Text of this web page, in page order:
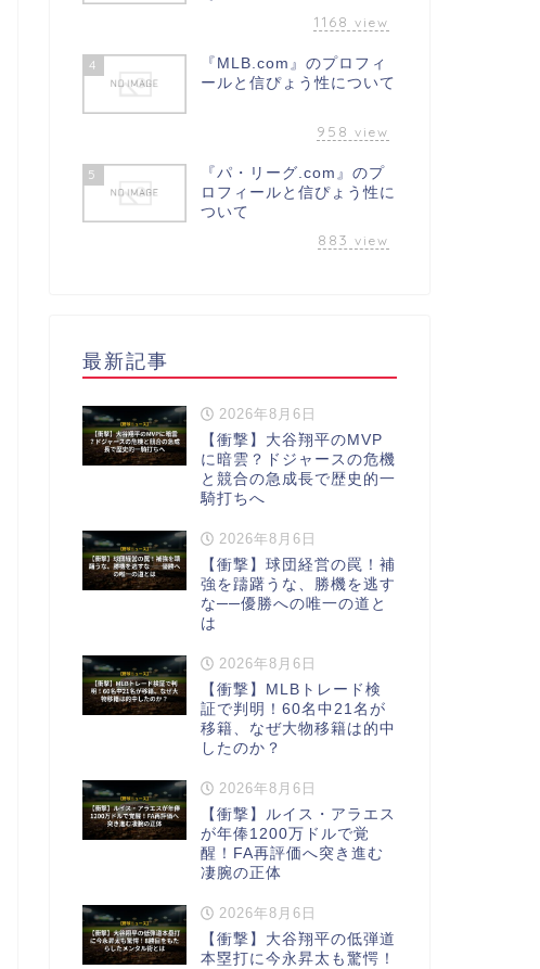
1168 view
4
『MLB.com』のプロフィ
ールと信ぴょう性について
958 view
5
『パ・リーグ.com』のプ
ロフィールと信ぴょう性に
ついて
883 view
最新記事
2026年8月6日
【衝撃】大谷翔平のMVP
に暗雲？ドジャースの危機
と競合の急成長で歴史的一
騎打ちへ
2026年8月6日
【衝撃】球団経営の罠！補
強を躊躇うな、勝機を逃す
な──優勝への唯一の道と
は
2026年8月6日
【衝撃】MLBトレード検
証で判明！60名中21名が
移籍、なぜ大物移籍は的中
したのか？
2026年8月6日
【衝撃】ルイス・アラエス
が年俸1200万ドルで覚
醒！FA再評価へ突き進む
凄腕の正体
2026年8月6日
【衝撃】大谷翔平の低弾道
本塁打に今永昇太も驚愕！